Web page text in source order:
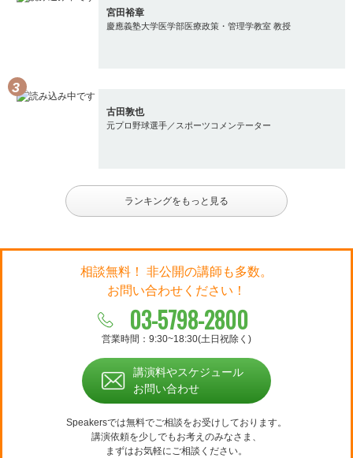
宮田裕章
慶應義塾大学医学部医療政策・管理学教室 教授
古田敦也
元プロ野球選手／スポーツコメンテーター
ランキングをもっと見る
相談無料！ 非公開の講師も多数。
お問い合わせください！
03-5798-2800
営業時間：9:30~18:30(土日祝除く)
講演料やスケジュール
お問い合わせ
Speakersでは無料でご相談をお受けしております。
講演依頼を少しでもお考えのみなさま、
まずはお気軽にご相談ください。